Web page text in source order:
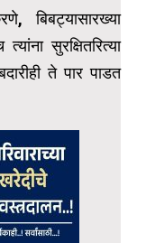
बिबट्यासारख्या
सुरक्षितरित्या
ते पार पाडत